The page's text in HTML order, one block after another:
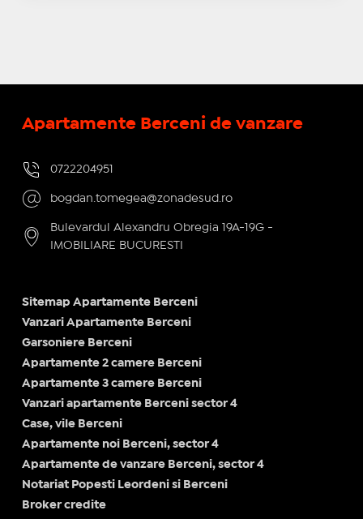
Apartamente Berceni de vanzare
0722204951
bogdan.tomegea@zonadesud.ro
Bulevardul Alexandru Obregia 19A-19G -
IMOBILIARE BUCURESTI
Sitemap Apartamente Berceni
Vanzari Apartamente Berceni
Garsoniere Berceni
Apartamente 2 camere Berceni
Apartamente 3 camere Berceni
Vanzari apartamente Berceni sector 4
Case, vile Berceni
Apartamente noi Berceni, sector 4
Apartamente de vanzare Berceni, sector 4
Notariat Popesti Leordeni si Berceni
Broker credite